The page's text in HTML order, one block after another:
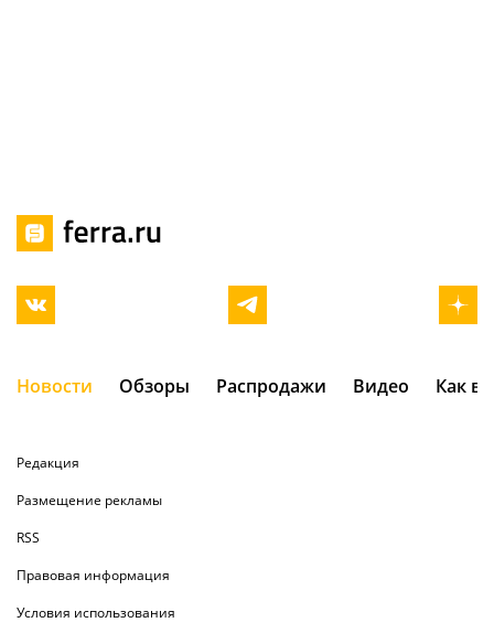
Новости Обзоры Распродажи Видео Как
Редакция
Размещение рекламы
RSS
Правовая информация
Условия использования